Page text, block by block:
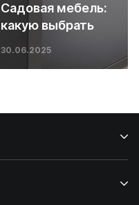
Садовая мебель:
какую выбрать
30.06.2025